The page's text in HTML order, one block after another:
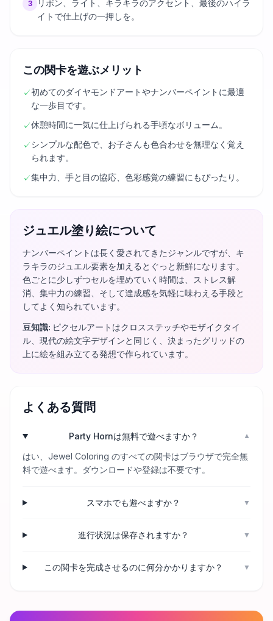
3
リボン、ライト、キラキラのアクセント、最後のハイラ
イトで仕上げの一押しを。
この関卡を遊ぶメリット
✓初めてのダイヤモンドアートやナンバーペイントに最適
な一歩目です。
✓休憩時間に一気に仕上げられる手頃なボリューム。
✓シンプルな配色で、お子さんも色合わせを無理なく覚え
られます。
✓集中力、手と目の協応、色彩感覚の練習にもぴったり。
ジュエル塗り絵について
ナンバーペイントは長く愛されてきたジャンルですが、キ
ラキラのジュエル要素を加えるとぐっと新鮮になります。
色ごとに少しずつセルを埋めていく時間は、ストレス解
消、集中力の練習、そして達成感を気軽に味わえる手段と
してよく知られています。
豆知識: ピクセルアートはクロスステッチやモザイクタイ
ル、現代の絵文字デザインと同じく、決まったグリッドの
上に絵を組み立てる発想で作られています。
よくある質問
Party Hornは無料で遊べますか？ ▼
はい、Jewel Coloring のすべての関卡はブラウザで完全無
料で遊べます。ダウンロードや登録は不要です。
スマホでも遊べますか？ ▼
進行状況は保存されますか？ ▼
この関卡を完成させるのに何分かかりますか？ ▼